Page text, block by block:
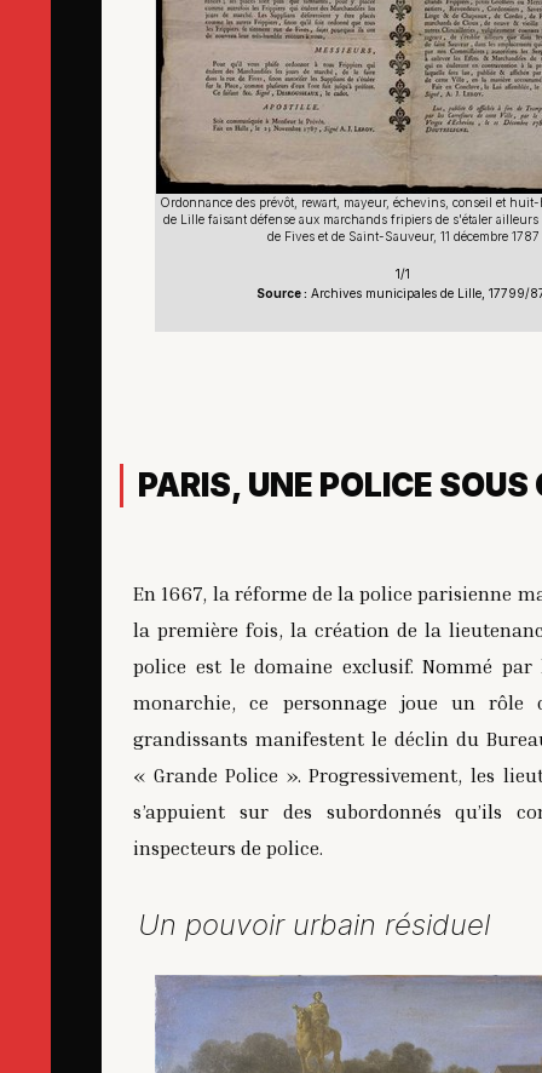
Ordonnance des prévôt, rewart, mayeur, échevins, conseil et
de Lille faisant défense aux marchands fripiers de s'étaler ailleurs
de Fives et de Saint-Sauveur, 11 décembre 1787
1/1
Source : Archives municipales de Lille, 17799/
PARIS, UNE POLICE
En 1667, la réforme de la police parisienne
la première fois, la création de la
police est le domaine exclusif. Nommé
monarchie, ce personnage joue un rôle
grandissants manifestent le déclin du
« Grande Police ». Progressivement, les
s’appuient sur des subordonnés qu’ils
inspecteurs de police.
Un pouvoir urbain résiduel